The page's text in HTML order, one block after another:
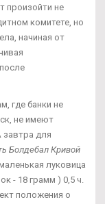
произойти не
комитете, но
начиная от
где банки не
не имеют
завтра для
Болдебал Кривой
луковица
- 18 грамм ) 0,5 ч.
положения о